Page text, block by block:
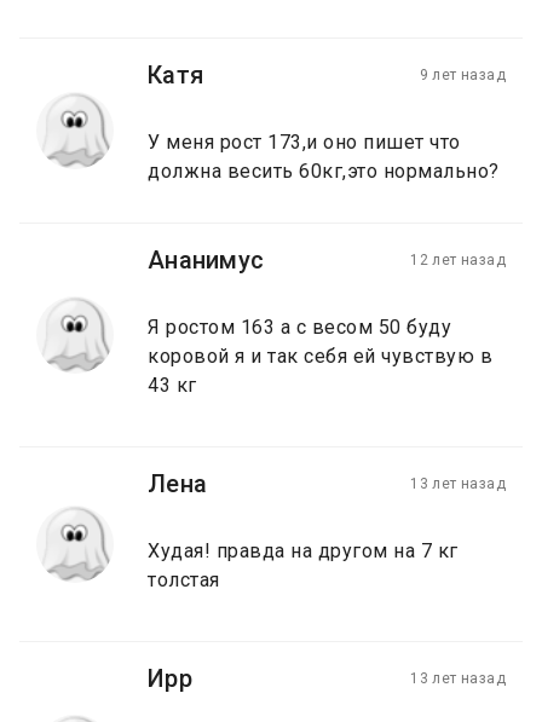
Катя 9 лет назад
У меня рост 173,и оно пишет что
должна весить 60кг,это нормально?
Ананимус 12 лет назад
Я ростом 163 а с весом 50 буду
коровой я и так себя ей чувствую в
43 кг
Лена 13 лет назад
Худая! правда на другом на 7 кг
толстая
Ирр 13 лет назад